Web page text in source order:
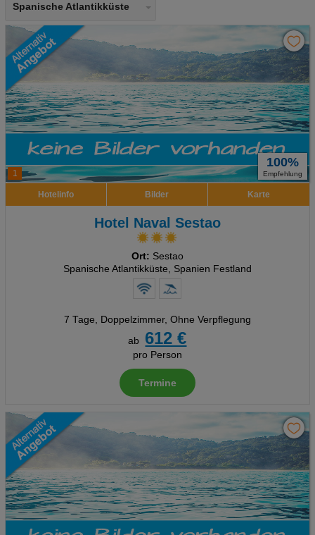
Spanische Atlantikküste
1
100%
Empfehlung
Hotelinfo Bilder Karte
Hotel Naval Sestao
Ort: Sestao
Spanische Atlantikküste, Spanien Festland
7 Tage, Doppelzimmer, Ohne Verpflegung
ab
612 €
pro Person
Termine